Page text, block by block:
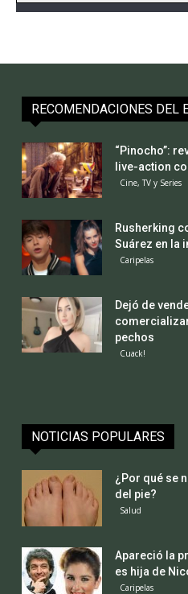
RECOMENDACIONES DEL
“Pinocho”:
live-action
Cine, TV y Series
Rusherking
Suárez en la
Caripelas
Dejó de
pechos
Cuack!
NOTICIAS POPULARES
¿Por qué se
del pie?
Salud
Apareció la
es hija de
Caripelas